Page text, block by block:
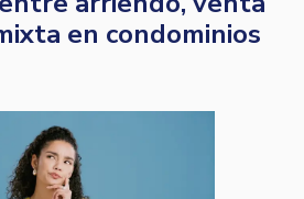
en condominios